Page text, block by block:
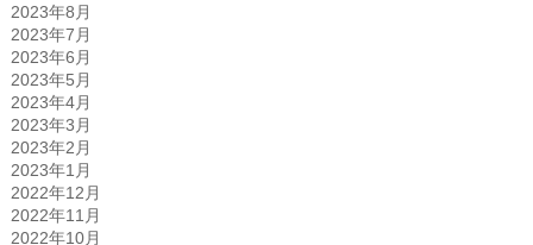
2023年8月
2023年7月
2023年6月
2023年5月
2023年4月
2023年3月
2023年2月
2023年1月
2022年12月
2022年11月
2022年10月